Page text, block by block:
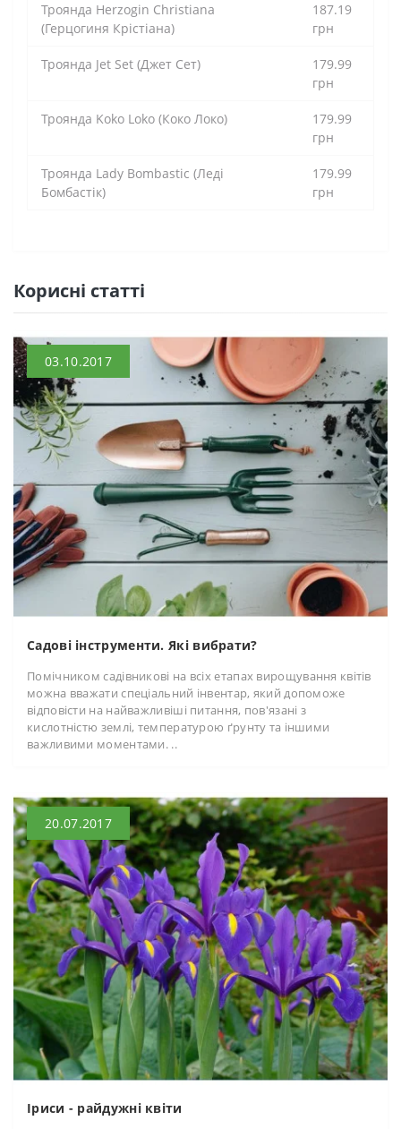
Троянда Herzogin Christiana
(Герцогиня Крістіана)
187.19
грн
Троянда Jet Set (Джет Сет)
179.99
грн
Троянда Koko Loko (Коко Локо)
179.99
грн
Троянда Lady Bombastic (Леді
Бомбастік)
179.99
грн
Кориснi статтi
03.10.2017
Садові інструменти. Які вибрати?
Помічником садівникові на всіх етапах вирощування квітів
можна вважати спеціальний інвентар, який допоможе
відповісти на найважливіші питання, пов'язані з
кислотністю землі, температурою ґрунту та іншими
важливими моментами. ..
20.07.2017
Іриси - райдужні квіти